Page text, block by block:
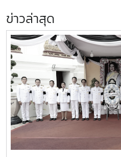
ข่าวล่าสุด